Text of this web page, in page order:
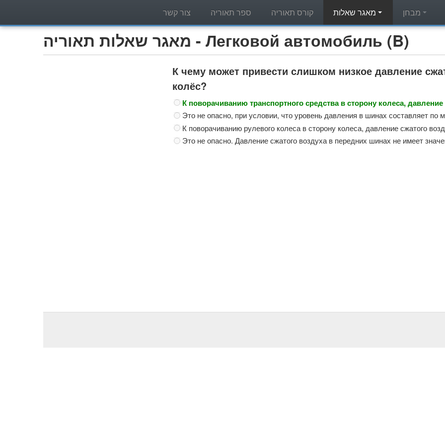
קורס תאוריה ספר תאוריה צור קשר
מאגר שאלות תאוריה - Легковой автомобиль (B)
К чему может привести слишком низкое давление
колёс?
К поворачиванию транспортного средства в сторону колеса,
Это не опасно, при условии, что уровень давления в шинах составляет по
К поворачиванию рулевого колеса в сторону колеса, давление сжатого
Это не опасно. Давление сжатого воздуха в передних шинах не имеет